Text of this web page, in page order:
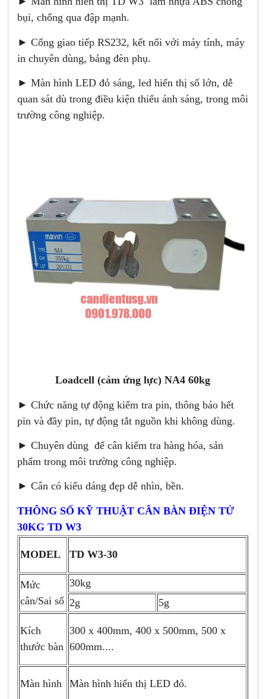
bụi, chống qua đập mạnh.
► Cổng giao tiếp RS232, kết nối với máy tính, máy
in chuyên dùng, bảng đèn phụ.
► Màn hình LED đỏ sáng, led hiển thị số lớn, dễ
quan sát dù trong điều kiện thiếu ánh sáng, trong môi
trường công nghiệp.
Loadcell (cảm ứng lực) NA4 60kg
► Chức năng tự động kiểm tra pin, thông báo hết
pin và đầy pin, tự động tắt nguồn khi không dùng.
► Chuyên dùng để cân kiểm tra hàng hóa, sản
phẩm trong môi trường công nghiệp.
► Cân có kiểu dáng đẹp dễ nhìn, bền.
THÔNG SỐ KỸ THUẬT CÂN BÀN ĐIỆN TỬ
30KG TD W3
MODEL TD W3-30
Mức
cân/Sai số
30kg
2g
5g
Kích
thước bàn
300 x 400mm, 400 x 500mm, 500 x
600mm....
Màn hình Màn hình hiển thị LED đỏ.